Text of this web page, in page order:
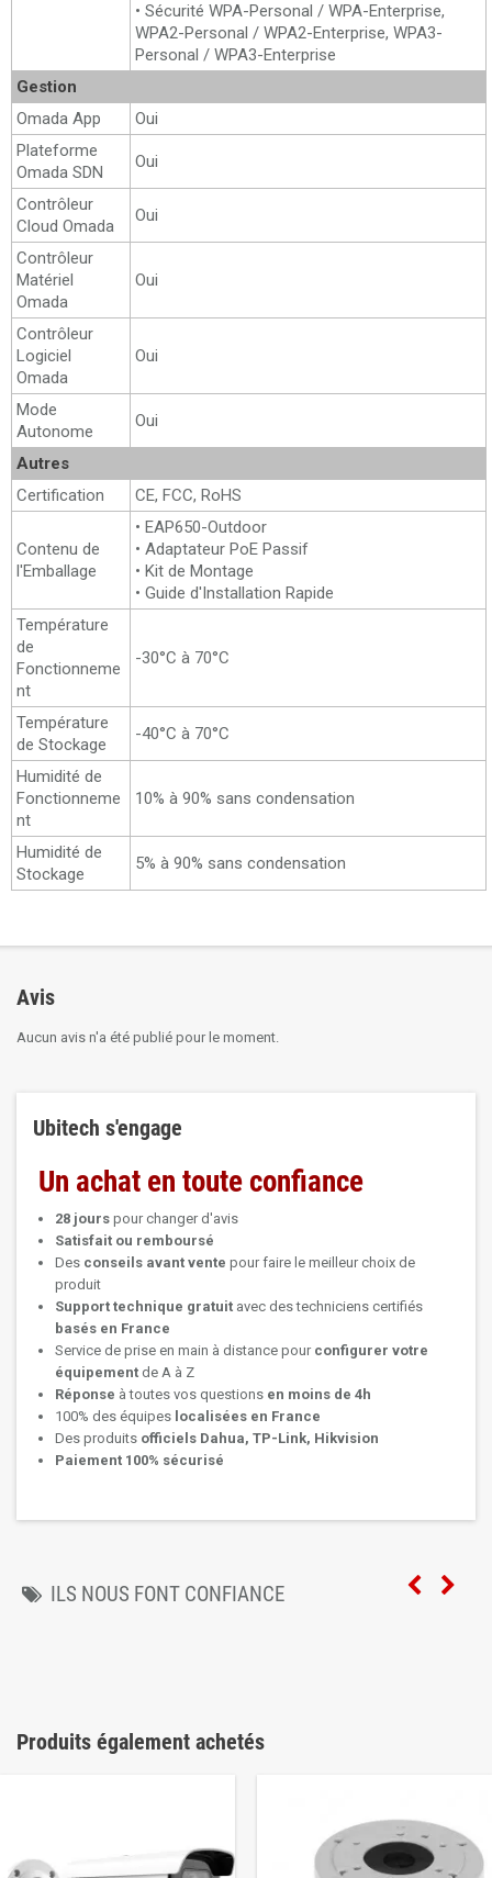
• Sécurité WPA-Personal / WPA-Enterprise,
WPA2-Personal / WPA2-Enterprise, WPA3-
Personal / WPA3-Enterprise
Gestion
Omada App
Oui
Plateforme
Omada SDN
Oui
Contrôleur
Cloud Omada
Oui
Contrôleur
Matériel
Omada
Oui
Contrôleur
Logiciel
Omada
Oui
Mode
Autonome
Oui
Autres
Certification
CE, FCC, RoHS
Contenu de
l'Emballage
• EAP650-Outdoor
• Adaptateur PoE Passif
• Kit de Montage
• Guide d'Installation Rapide
Température
de
Fonctionneme
nt
-30°C à 70°C
Température
de Stockage
-40°C à 70°C
Humidité de
Fonctionneme
nt
10% à 90% sans condensation
Humidité de
Stockage
5% à 90% sans condensation
Avis
Aucun avis n'a été publié pour le moment.
Ubitech s'engage
Un achat en toute confiance
28 jours pour changer d'avis
Satisfait ou remboursé
Des conseils avant vente pour faire le meilleur choix de
produit
Support technique gratuit avec des techniciens certifiés
basés en France
Service de prise en main à distance pour configurer votre
équipement de A à Z
Réponse à toutes vos questions en moins de 4h
100% des équipes localisées en France
Des produits officiels Dahua, TP-Link, Hikvision
Paiement 100% sécurisé
ILS NOUS FONT CONFIANCE
Produits également achetés